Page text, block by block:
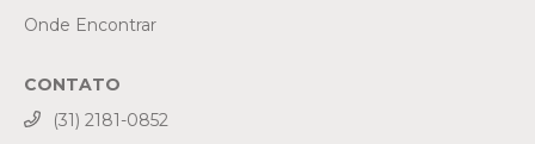
Onde Encontrar
CONTATO
(31) 2181-0852